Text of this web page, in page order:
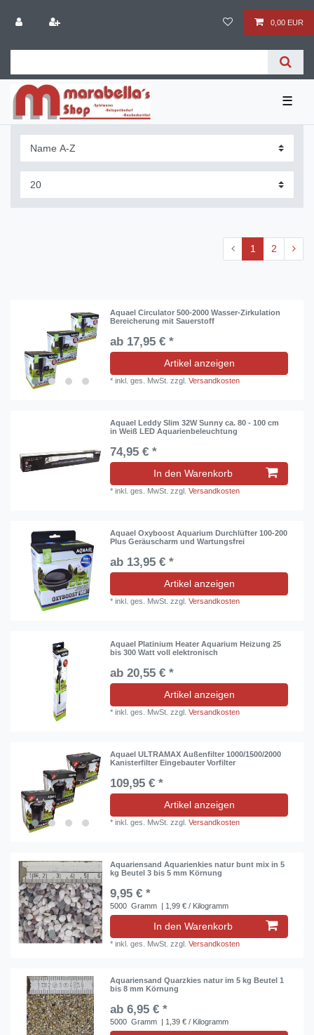
0,00 EUR
☰
1 2
Aquael Circulator 500-2000 Wasser-Zirkulation
Bereicherung mit Sauerstoff
ab 17,95 € *
Artikel anzeigen
*inkl. ges. MwSt. zzgl.Versandkosten
Aquael Leddy Slim 32W Sunny ca. 80 - 100 cm
in Weiß LED Aquarienbeleuchtung
74,95 € *
In den Warenkorb
*inkl. ges. MwSt. zzgl.Versandkosten
Aquael Oxyboost Aquarium Durchlüfter 100-200
Plus Geräuscharm und Wartungsfrei
ab 13,95 € *
Artikel anzeigen
*inkl. ges. MwSt. zzgl.Versandkosten
Aquael Platinium Heater Aquarium Heizung 25
bis 300 Watt voll elektronisch
ab 20,55 € *
Artikel anzeigen
*inkl. ges. MwSt. zzgl.Versandkosten
Aquael ULTRAMAX Außenfilter 1000/1500/2000
Kanisterfilter Eingebauter Vorfilter
109,95 € *
Artikel anzeigen
*inkl. ges. MwSt. zzgl.Versandkosten
Aquariensand Aquarienkies natur bunt mix in 5
kg Beutel 3 bis 5 mm Körnung
9,95 € *
5000 Gramm | 1,99 € / Kilogramm
In den Warenkorb
*inkl. ges. MwSt. zzgl.Versandkosten
Aquariensand Quarzkies natur im 5 kg Beutel 1
bis 8 mm Körnung
ab 6,95 € *
5000 Gramm | 1,39 € / Kilogramm